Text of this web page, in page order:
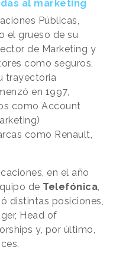
al marketing
Públicas,
el grueso de su
de Marketing y
como seguros,
trayectoria
en 1997,
como Account
como Renault,
en el año
de Telefónica,
distintas posiciones,
Head of
y, por último,